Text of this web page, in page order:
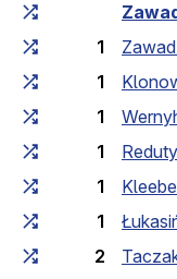
1
1
1
1
1
1
2